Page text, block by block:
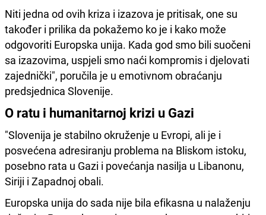
Niti jedna od ovih kriza i izazova je pritisak, one su
također i prilika da pokažemo ko je i kako može
odgovoriti Europska unija. Kada god smo bili suočeni
sa izazovima, uspjeli smo naći kompromis i djelovati
zajednički", poručila je u emotivnom obraćanju
predsjednica Slovenije.
O ratu i humanitarnoj krizi u Gazi
"Slovenija je stabilno okruženje u Evropi, ali je i
posvećena adresiranju problema na Bliskom istoku,
posebno rata u Gazi i povećanja nasilja u Libanonu,
Siriji i Zapadnoj obali.
Europska unija do sada nije bila efikasna u nalaženju